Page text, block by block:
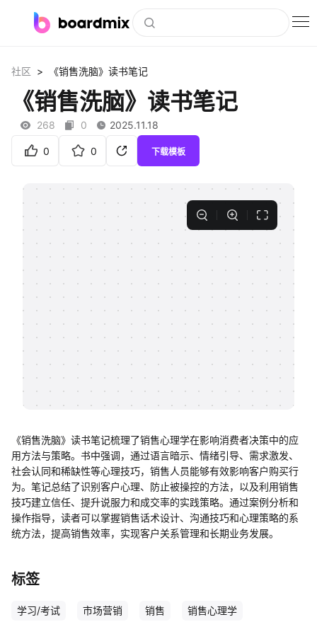
社区资源
下载
私有化部署
客户案例
支持
知识分享社区
社区 > 《销售洗脑》读书笔记
《销售洗脑》读书笔记
268 0 2025.11.18
0 0 下载模板
《销售洗脑》读书笔记梳理了销售心理学在影响消费者决策中的应
用方法与策略。书中强调，通过语言暗示、情绪引导、需求激发、
社会认同和稀缺性等心理技巧，销售人员能够有效影响客户购买行
为。笔记总结了识别客户心理、防止被操控的方法，以及利用销售
技巧建立信任、提升说服力和成交率的实践策略。通过案例分析和
操作指导，读者可以掌握销售话术设计、沟通技巧和心理策略的系
统方法，提高销售效率，实现客户关系管理和长期业务发展。
标签
学习/考试 市场营销 销售 销售心理学